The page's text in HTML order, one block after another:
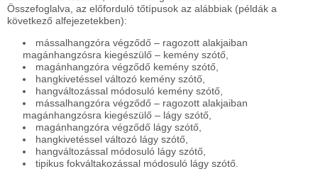
Összefoglalva, az előforduló tőtípusok az alábbiak (példák a
következő alfejezetekben):
mássalhangzóra végződő – ragozott alakjaiban
magánhangzósra kiegészülő – kemény szótő,
magánhangzóra végződő kemény szótő,
hangkivetéssel változó kemény szótő,
hangváltozással módosuló kemény szótő,
mássalhangzóra végződő – ragozott alakjaiban
magánhangzósra kiegészülő – lágy szótő,
magánhangzóra végződő lágy szótő,
hangkivetéssel változó lágy szótő,
hangváltozással módosuló lágy szótő,
tipikus fokváltakozással módosuló lágy szótő.